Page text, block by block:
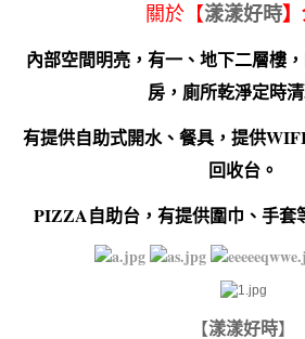
關於【漾漾好時
內部空間明亮，有一、地下二層樓
房，廁所乾淨定時清
有提供自助式開水、餐具，提供
回收台。
PIZZA自助台，有提供圍巾、手套
【漾漾好時】